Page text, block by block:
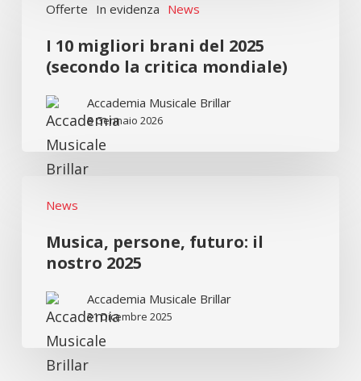
Offerte In evidenza News
migliori
brani
2025
(secondo
mondiale)
I 10 migliori brani del 2025
(secondo la critica mondiale)
Accademia Musicale Brillar
8 Gennaio 2026
News
persone,
futuro:
2025
Musica, persone, futuro: il
nostro 2025
Accademia Musicale Brillar
31 Dicembre 2025